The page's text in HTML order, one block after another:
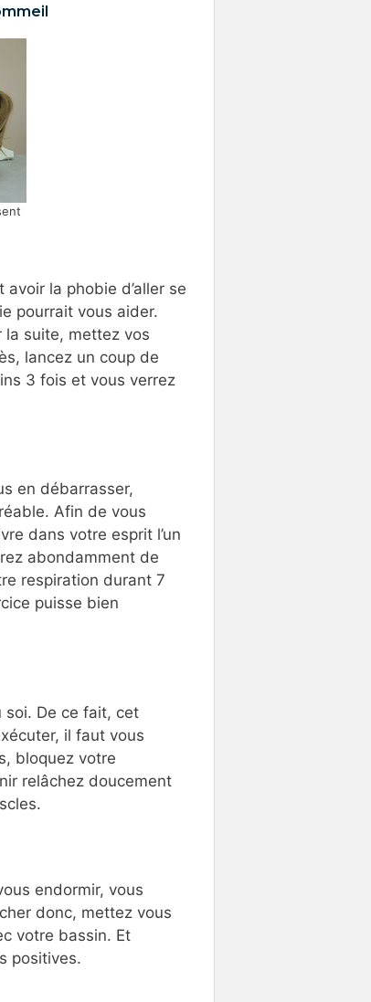
avoir la phobie d’aller se
pourrait vous aider.
la suite, mettez vos
lancez un coup de
3 fois et vous verrez
en débarrasser,
Afin de vous
dans votre esprit l’un
abondamment de
respiration durant 7
puisse bien
soi. De ce fait, cet
il faut vous
bloquez votre
relâchez doucement
endormir, vous
donc, mettez vous
votre bassin. Et
positives.